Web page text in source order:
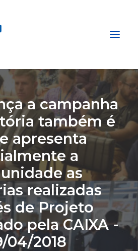
a campanha
também é
apresenta
a
as
realizadas
de Projeto
pela CAIXA -
04/2018